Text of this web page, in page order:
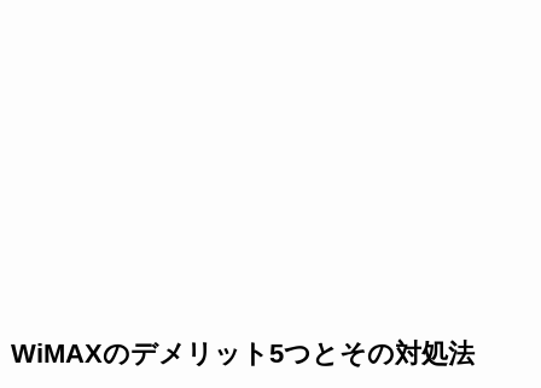
WiMAXのデメリット5つとその対処法